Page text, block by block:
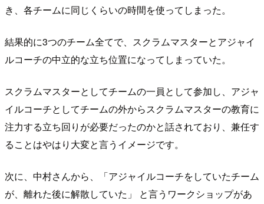
き、各チームに同じくらいの時間を使ってしまった。
結果的に3つのチーム全てで、スクラムマスターとアジャイ
ルコーチの中立的な立ち位置になってしまっていた。
スクラムマスターとしてチームの一員として参加し、アジャ
イルコーチとしてチームの外からスクラムマスターの教育に
注力する立ち回りが必要だったのかと話されており、兼任す
ることはやはり大変と言うイメージです。
次に、中村さんから、「アジャイルコーチをしていたチーム
が、離れた後に解散していた」 と言うワークショップがあ